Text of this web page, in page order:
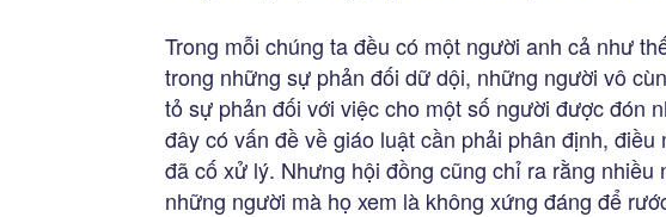
Trong mỗi chúng ta đều có một người anh cả như
trong những sự phản đối dữ dội, những người vô
tỏ sự phản đối với việc cho một số người được đón
đây có vấn đề về giáo luật cần phải phân định,
đã cố xử lý. Nhưng hội đồng cũng chỉ ra rằng nhiều
những người mà họ xem là không xứng đáng để